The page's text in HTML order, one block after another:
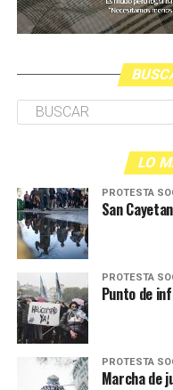
LO
PROTESTA
San
PROTESTA
Punto de
PROTESTA
Marcha de